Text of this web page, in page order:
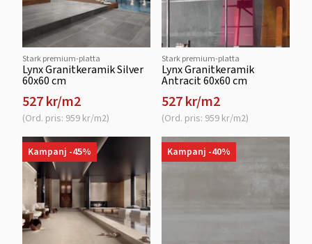
Stark premium-platta
Lynx Granitkeramik Silver
60x60 cm
527 kr/m2
(Ord. pris: 959 kr/m2)
Stark premium-platta
Lynx Granitkeramik
Antracit 60x60 cm
527 kr/m2
(Ord. pris: 959 kr/m2)
Kampanj -45% Kampanj -40%